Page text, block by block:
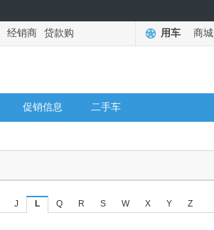
经销商 贷款购 用车 商城
促销信息 二手车
J L Q R S W X Y Z